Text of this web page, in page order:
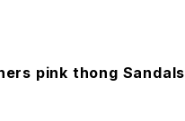
pink thong Sandals